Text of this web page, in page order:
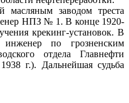
заводом треста
НПЗ № 1. В конце 1920-
крекинг-установок. В
по грозненским
отдела Главнефти
г.). Дальнейшая судьба